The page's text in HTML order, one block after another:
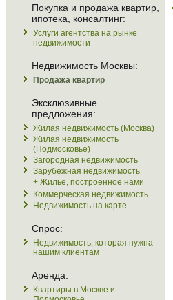
Покупка и продажа квартир,
ипотека, консалтинг:
Услуги агентства на рынке
недвижимости
Недвижимость Москвы:
Продажа квартир
Эксклюзивные
предложения:
Жилая недвижимость (Москва)
Жилая недвижимость
(Подмосковье)
Загородная недвижимость
Зарубежная недвижимость
+ Жилье, построенное нами
Коммерческая недвижимость
Недвижимость на карте
Спрос:
Недвижимость, которая нужна
нашим клиентам
Аренда:
Квартиры в Москве и